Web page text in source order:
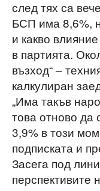
след тях са
БСП има 8,6%,
и какво
в партията.
възход“ –
калкулиран
„Има такъв
това отново да
3,9% в този
подписката и
Засега под
перспективите